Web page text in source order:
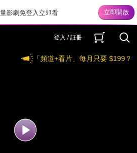
影劇免登入立即看
登入 / 註冊
「頻道+看片」每月只要 $199？